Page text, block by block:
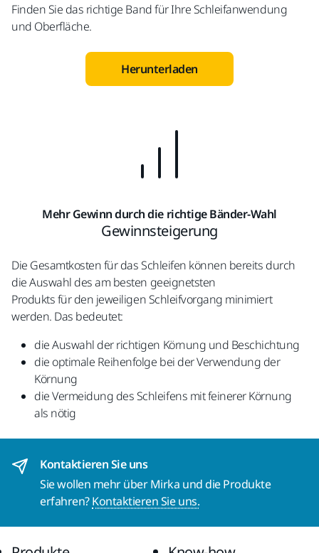
Finden Sie das richtige Band für Ihre Schleifanwendung
und Oberfläche.
Herunterladen
Mehr Gewinn durch die richtige Bänder-Wahl
Gewinnsteigerung
Die Gesamtkosten für das Schleifen können bereits durch
die Auswahl des am besten geeignetsten
Produkts für den jeweiligen Schleifvorgang minimiert
werden. Das bedeutet:
die Auswahl der richtigen Körnung und Beschichtung
die optimale Reihenfolge bei der Verwendung der
Körnung
die Vermeidung des Schleifens mit feinerer Körnung
als nötig
Kontaktieren Sie uns
Sie wollen mehr über Mirka und die Produkte
erfahren?Kontaktieren Sie uns.